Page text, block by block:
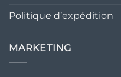
Politique d’expédition
MARKETING